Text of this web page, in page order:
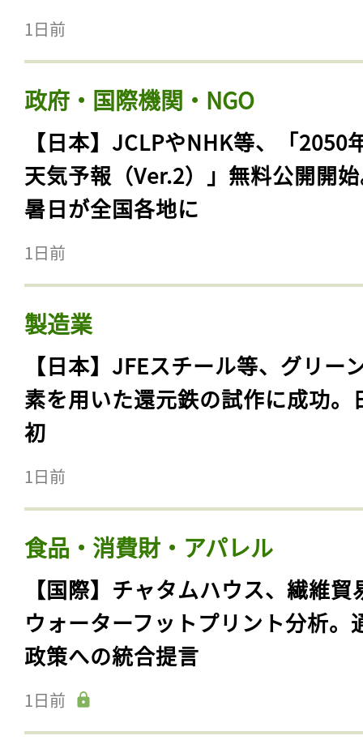
1日前
政府・国際機関・NGO
【日本】JCLPやNHK等、「2050
天気予報（Ver.2）」無料公開開
暑日が全国各地に
1日前
製造業
【日本】JFEスチール等、グリー
素を用いた還元鉄の試作に成功。
初
1日前
食品・消費財・アパレル
【国際】チャタムハウス、繊維貿
ウォーターフットプリント分析。
政策への統合提言
1日前